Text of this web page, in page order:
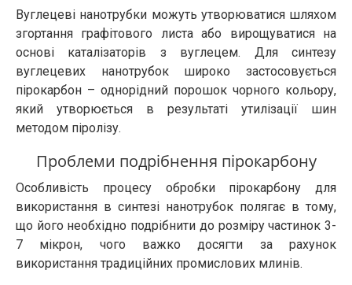
Вуглецеві нанотрубки можуть утворюватися шляхом
згортання графітового листа або вирощуватися на
основі каталізаторів з вуглецем. Для синтезу
вуглецевих нанотрубок широко застосовується
пірокарбон – однорідний порошок чорного кольору,
який утворюється в результаті утилізації шин
методом піролізу.
Проблеми подрібнення пірокарбону
Особливість процесу обробки пірокарбону для
використання в синтезі нанотрубок полягає в тому,
що його необхідно подрібнити до розміру частинок 3-
7 мікрон, чого важко досягти за рахунок
використання традиційних промислових млинів.